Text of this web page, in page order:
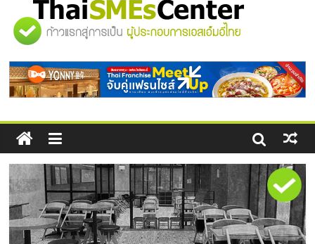
สัมมนาออนไลน์ โอกาสบริหารสถานี
บริการน้ำมัน Shell
สัมมนาลงทุน แฟรนไชส์ยอนนี่
ไชส์ ครั้งที่ 8
ร้านเครื่องเสียงคุณภาพสูง พร้อม
โซลูชันระบบภาพและเสียง
"ศูนย์
รวม
ข้อมูล
ธุรกิจ
SME
แห่ง